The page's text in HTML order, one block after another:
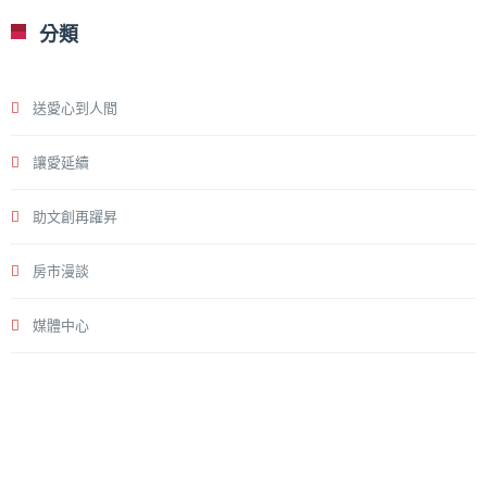
分類
送愛心到人間
讓愛延續
助文創再躍昇
房市漫談
媒體中心